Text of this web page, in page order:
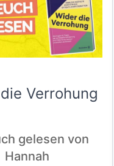
Verrohung
gelesen von
Hannah